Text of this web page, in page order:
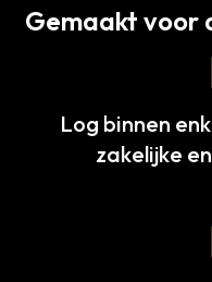
Gemaakt voor
Log binnen
zakelijke